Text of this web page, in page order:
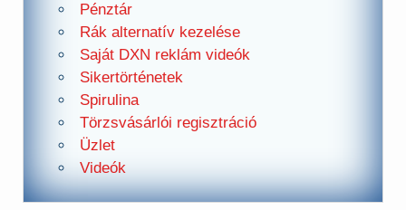
Pénztár
Rák alternatív kezelése
Saját DXN reklám videók
Sikertörténetek
Spirulina
Törzsvásárlói regisztráció
Üzlet
Videók